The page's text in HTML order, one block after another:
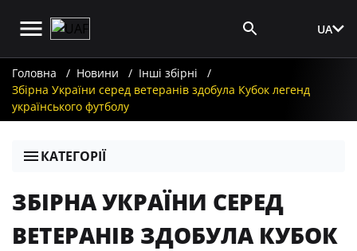
UA
Головна Новини
Інші збірні
Збірна України серед ветеранів здобула Кубок легенд
українського футболу
КАТЕГОРІЇ
ЗБІРНА УКРАЇНИ СЕРЕД
ВЕТЕРАНІВ ЗДОБУЛА КУБОК